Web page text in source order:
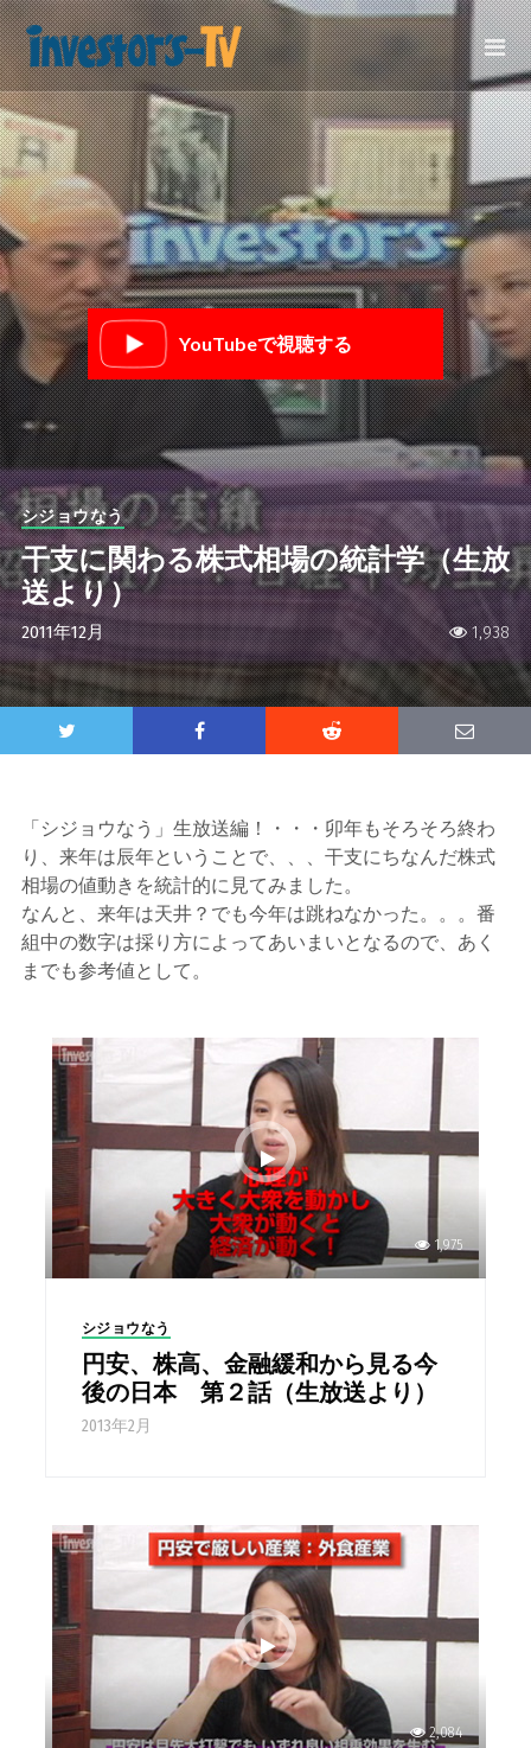
YouTubeで視聴する
1,938
シジョウなう
干支に関わる株式相場の統計学（生放
送より）
2011年12月
「シジョウなう」生放送編！・・・卯年もそろそろ終わ
り、来年は辰年ということで、、、干支にちなんだ株式
相場の値動きを統計的に見てみました。
なんと、来年は天井？でも今年は跳ねなかった。。。番
組中の数字は採り方によってあいまいとなるので、あく
までも参考値として。
1,975
シジョウなう
円安、株高、金融緩和から見る今
後の日本 第２話（生放送より）
2013年2月
2,084